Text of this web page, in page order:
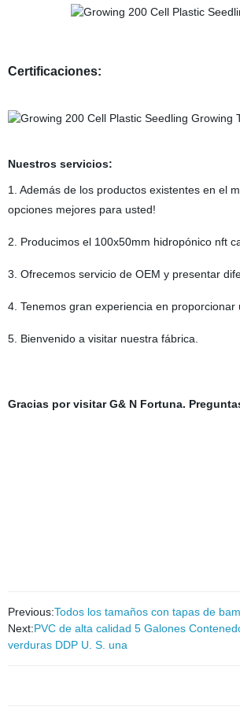
Certificaciones:
Nuestros servicios:
1. Además de los productos existentes en el
opciones mejores para usted!
2. Producimos el 100x50mm hidropónico nft
3. Ofrecemos servicio de OEM y presentar
4. Tenemos gran experiencia en
5. Bienvenido a visitar nuestra fábrica.
Gracias por visitar G& N Fortuna.
Previous:Todos los tamaños con tapas de
Next:PVC de alta calidad 5 Galones
verduras DDP U. S. una